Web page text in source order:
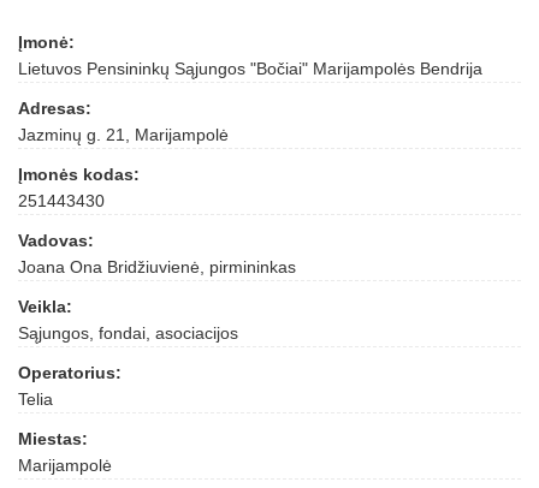
Įmonė:
Lietuvos Pensininkų Sąjungos "Bočiai" Marijampolės Bendrija
Adresas:
Jazminų g. 21, Marijampolė
Įmonės kodas:
251443430
Vadovas:
Joana Ona Bridžiuvienė, pirmininkas
Veikla:
Sąjungos, fondai, asociacijos
Operatorius:
Telia
Miestas:
Marijampolė